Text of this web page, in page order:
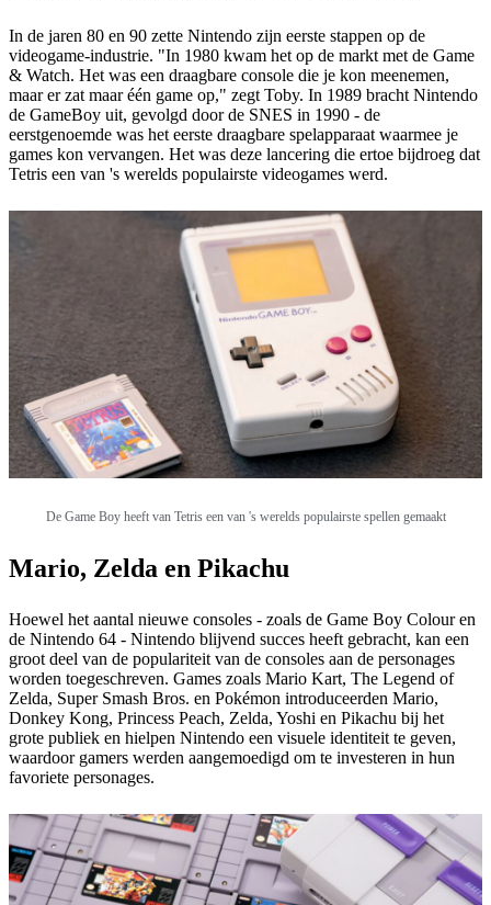
In de jaren 80 en 90 zette Nintendo zijn eerste stappen op de
videogame-industrie. "In 1980 kwam het op de markt met de Game
& Watch. Het was een draagbare console die je kon meenemen,
maar er zat maar één game op," zegt Toby. In 1989 bracht Nintendo
de GameBoy uit, gevolgd door de SNES in 1990 - de
eerstgenoemde was het eerste draagbare spelapparaat waarmee je
games kon vervangen. Het was deze lancering die ertoe bijdroeg dat
Tetris een van 's werelds populairste videogames werd.
De Game Boy heeft van Tetris een van 's werelds populairste spellen gemaakt
Mario, Zelda en Pikachu
Hoewel het aantal nieuwe consoles - zoals de Game Boy Colour en
de Nintendo 64 - Nintendo blijvend succes heeft gebracht, kan een
groot deel van de populariteit van de consoles aan de personages
worden toegeschreven. Games zoals Mario Kart, The Legend of
Zelda, Super Smash Bros. en Pokémon introduceerden Mario,
Donkey Kong, Princess Peach, Zelda, Yoshi en Pikachu bij het
grote publiek en hielpen Nintendo een visuele identiteit te geven,
waardoor gamers werden aangemoedigd om te investeren in hun
favoriete personages.